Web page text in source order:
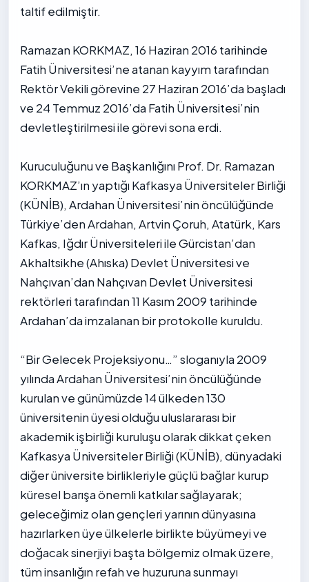
taltif edilmiştir.
Ramazan KORKMAZ, 16 Haziran 2016 tarihinde
Fatih Üniversitesi’ne atanan kayyım tarafından
Rektör Vekili görevine 27 Haziran 2016’da başladı
ve 24 Temmuz 2016’da Fatih Üniversitesi’nin
devletleştirilmesi ile görevi sona erdi.
Kuruculuğunu ve Başkanlığını Prof. Dr. Ramazan
KORKMAZ’ın yaptığı Kafkasya Üniversiteler Birliği
(KÜNİB), Ardahan Üniversitesi’nin öncülüğünde
Türkiye’den Ardahan, Artvin Çoruh, Atatürk, Kars
Kafkas, Iğdır Üniversiteleri ile Gürcistan’dan
Akhaltsikhe (Ahıska) Devlet Üniversitesi ve
Nahçıvan’dan Nahçıvan Devlet Üniversitesi
rektörleri tarafından 11 Kasım 2009 tarihinde
Ardahan’da imzalanan bir protokolle kuruldu.
“Bir Gelecek Projeksiyonu…” sloganıyla 2009
yılında Ardahan Üniversitesi’nin öncülüğünde
kurulan ve günümüzde 14 ülkeden 130
üniversitenin üyesi olduğu uluslararası bir
akademik işbirliği kuruluşu olarak dikkat çeken
Kafkasya Üniversiteler Birliği (KÜNİB), dünyadaki
diğer üniversite birlikleriyle güçlü bağlar kurup
küresel barışa önemli katkılar sağlayarak;
geleceğimiz olan gençleri yarının dünyasına
hazırlarken üye ülkelerle birlikte büyümeyi ve
doğacak sinerjiyi başta bölgemiz olmak üzere,
tüm insanlığın refah ve huzuruna sunmayı